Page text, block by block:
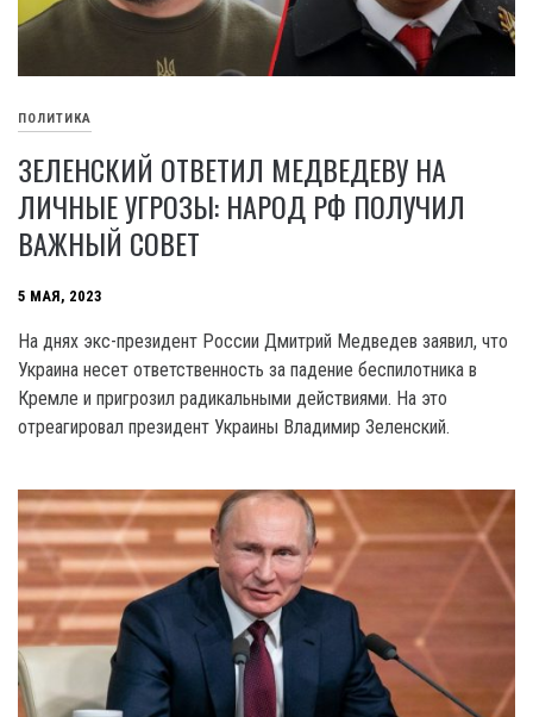
ПОЛИТИКА
ЗЕЛЕНСКИЙ ОТВЕТИЛ МЕДВЕДЕВУ НА
ЛИЧНЫЕ УГРОЗЫ: НАРОД РФ ПОЛУЧИЛ
ВАЖНЫЙ СОВЕТ
5 МАЯ, 2023
На днях экс-президент России Дмитрий Медведев заявил, что
Украина несет ответственность за падение беспилотника в
Кремле и пригрозил радикальными действиями. На это
отреагировал президент Украины Владимир Зеленский.